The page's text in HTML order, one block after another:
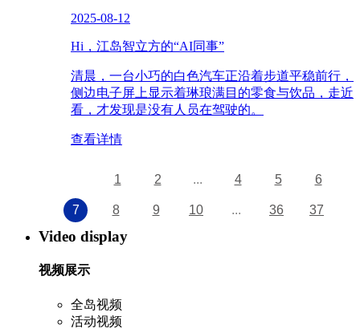
2025-08-12
Hi，江岛智立方的“AI同事”
清晨，一台小巧的白色汽车正沿着步道平稳前行，
侧边电子屏上显示着琳琅满目的零食与饮品，走近
看，才发现是没有人员在驾驶的。
查看详情
1 2 ... 4 5 6
7 8 9 10 ... 36 37
Video display
视频展示
全岛视频
活动视频